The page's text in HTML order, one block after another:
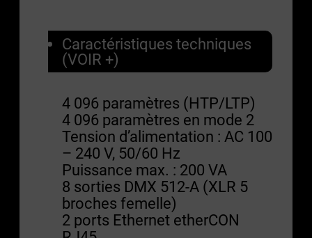
Caractéristiques techniques
(VOIR +)
4 096 paramètres (HTP/LTP)
4 096 paramètres en mode 2
Tension d’alimentation : AC 100
– 240 V, 50/60 Hz
Puissance max. : 200 VA
8 sorties DMX 512-A (XLR 5
broches femelle)
2 ports Ethernet etherCON